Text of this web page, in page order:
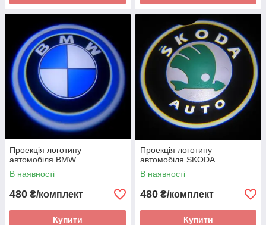
Проекція логотипу
автомобіля BMW
В наявності
480 ₴/комплект
Купити
Проекція логотипу
автомобіля SKODA
В наявності
480 ₴/комплект
Купити